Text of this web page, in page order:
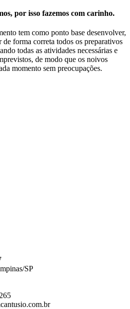
por isso fazemos com carinho.
tem como ponto base desenvolver,
forma correta todos os preparativos
todas as atividades necessárias e
de modo que os noivos
momento sem preocupações.
SP